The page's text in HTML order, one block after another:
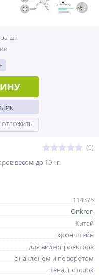
(0)
весом до 10 кг.
за шт
ОТЛОЖИТЬ
114375
Onkron
Китай
кронштейн
для видеопроектора
с наклоном и поворотом
стена, потолок